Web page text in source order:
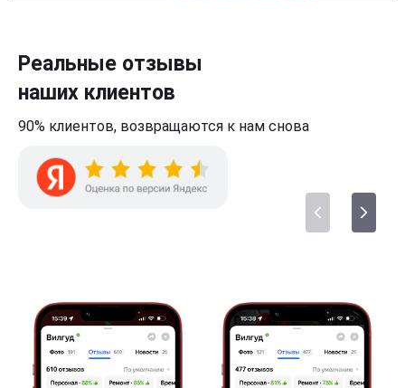
Реальные отзывы
наших клиентов
90% клиентов, возвращаются к нам снова